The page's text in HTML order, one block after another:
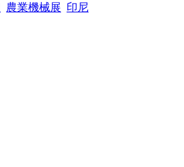
農業機械展 印尼